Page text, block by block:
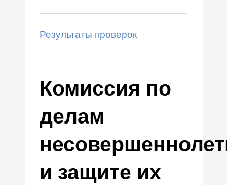
Результаты проверок
Комиссия по
делам
и защите их